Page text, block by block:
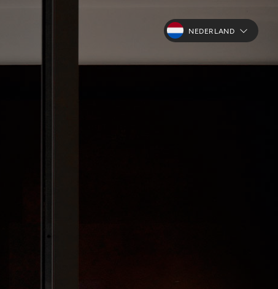
NEDERLAND